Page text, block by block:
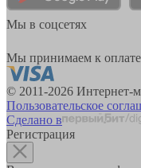
Мы в соцсетях
Мы принимаем к оплате
© 2011-2026 Интернет-
Пользовательское
Сделано в
Регистрация